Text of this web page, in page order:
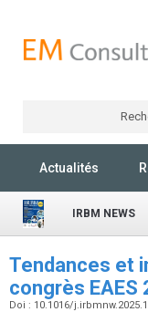
Actualités
IRBM NEWS
Tendances et
congrès EAES
Doi : 10.1016/